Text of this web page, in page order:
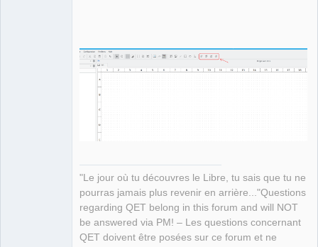
"Le jour où tu découvres le Libre, tu sais que tu ne
pourras jamais plus revenir en arrière..."Questions
regarding QET belong in this forum and will NOT
be answered via PM! – Les questions concernant
QET doivent être posées sur ce forum et ne